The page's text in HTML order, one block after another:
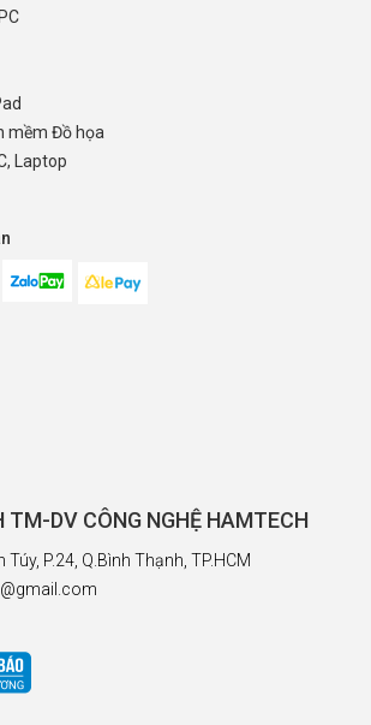
mềm Đồ họa
Laptop
TM-DV CÔNG NGHỆ HAMTECH
Túy, P.24, Q.Bình Thạnh, TP.HCM